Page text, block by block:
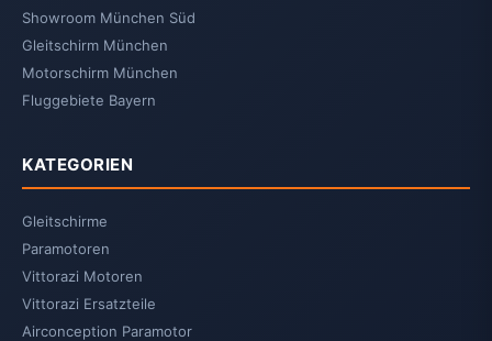
Showroom München Süd
Gleitschirm München
Motorschirm München
Fluggebiete Bayern
KATEGORIEN
Gleitschirme
Paramotoren
Vittorazi Motoren
Vittorazi Ersatzteile
Airconception Paramotor